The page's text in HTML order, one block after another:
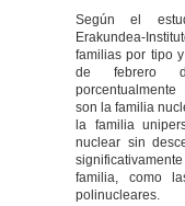
Modificación de
3/2011, de 13 de
octubre, sobre
Lanbide-
Vasco de
DISPOSICIÓN
SEGUNDA.
reglamentario.
DISPOSICIÓN
TERCERA.
Según el
Erakundea-
familias por tipo
de febrero
son la familia
la familia
nuclear sin
familia, como
polinucleares.